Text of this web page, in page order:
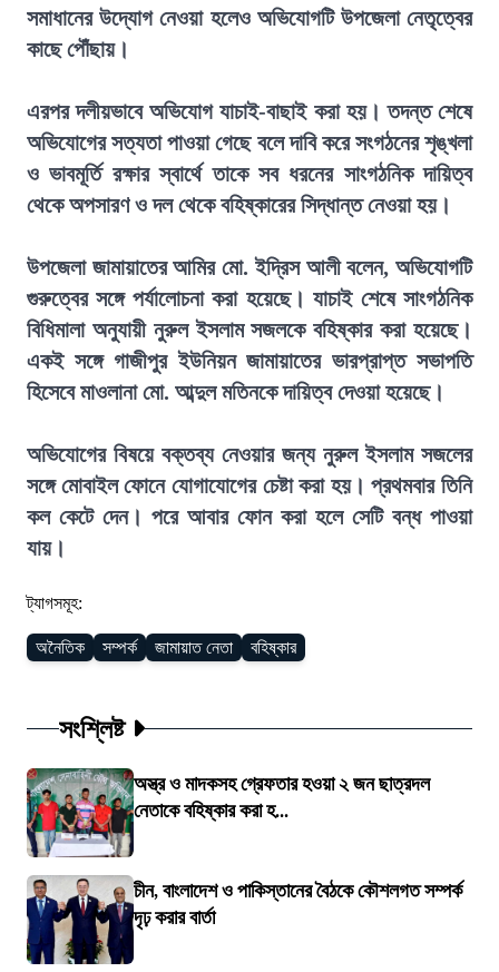
সমাধানের উদ্যোগ নেওয়া হলেও অভিযোগটি উপজেলা নেতৃত্বের
কাছে পৌঁছায়।
এরপর দলীয়ভাবে অভিযোগ যাচাই-বাছাই করা হয়। তদন্ত শেষে
অভিযোগের সত্যতা পাওয়া গেছে বলে দাবি করে সংগঠনের শৃঙ্খলা
ও ভাবমূর্তি রক্ষার স্বার্থে তাকে সব ধরনের সাংগঠনিক দায়িত্ব
থেকে অপসারণ ও দল থেকে বহিষ্কারের সিদ্ধান্ত নেওয়া হয়।
উপজেলা জামায়াতের আমির মো. ইদ্রিস আলী বলেন, অভিযোগটি
গুরুত্বের সঙ্গে পর্যালোচনা করা হয়েছে। যাচাই শেষে সাংগঠনিক
বিধিমালা অনুযায়ী নুরুল ইসলাম সজলকে বহিষ্কার করা হয়েছে।
একই সঙ্গে গাজীপুর ইউনিয়ন জামায়াতের ভারপ্রাপ্ত সভাপতি
হিসেবে মাওলানা মো. আব্দুল মতিনকে দায়িত্ব দেওয়া হয়েছে।
অভিযোগের বিষয়ে বক্তব্য নেওয়ার জন্য নুরুল ইসলাম সজলের
সঙ্গে মোবাইল ফোনে যোগাযোগের চেষ্টা করা হয়। প্রথমবার তিনি
কল কেটে দেন। পরে আবার ফোন করা হলে সেটি বন্ধ পাওয়া
যায়।
ট্যাগসমূহ:
অনৈতিক সম্পর্ক জামায়াত নেতা বহিষ্কার
সংশ্লিষ্ট
অস্ত্র ও মাদকসহ গ্রেফতার হওয়া ২ জন ছাত্রদল
নেতাকে বহিষ্কার করা হ...
চীন, বাংলাদেশ ও পাকিস্তানের বৈঠকে কৌশলগত সম্পর্ক
দৃঢ় করার বার্তা